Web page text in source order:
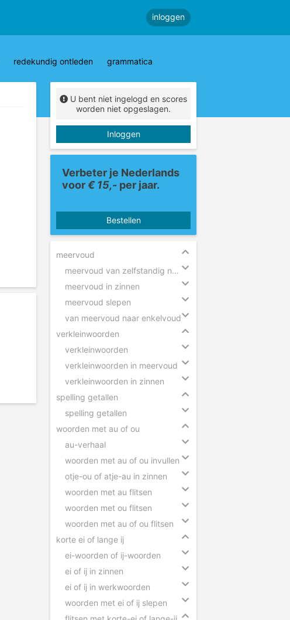
inloggen
redekundig ontleden grammatica
U bent niet ingelogd en scores
worden niet opgeslagen.
Inloggen
Verbeter je Nederlands
voor€ 15,- per jaar.
Bestellen
meervoud
meervoud van zelfstandig naamwoorden
meervoud in zinnen
meervoud slepen
van meervoud naar enkelvoud
verkleinwoorden
verkleinwoorden
verkleinwoorden in meervoud
verkleinwoorden in zinnen
spelling getallen
spelling getallen
woorden met au of ou
au-verhaal
woorden met au of ou invullen
otje-ou of atje-au in zinnen
woorden met au flitsen
woorden met ou flitsen
woorden met au of ou flitsen
korte ei of lange ij
ei-woorden of ij-woorden
ei of ij in zinnen
ei of ij in werkwoorden
woorden met ei of ij slepen